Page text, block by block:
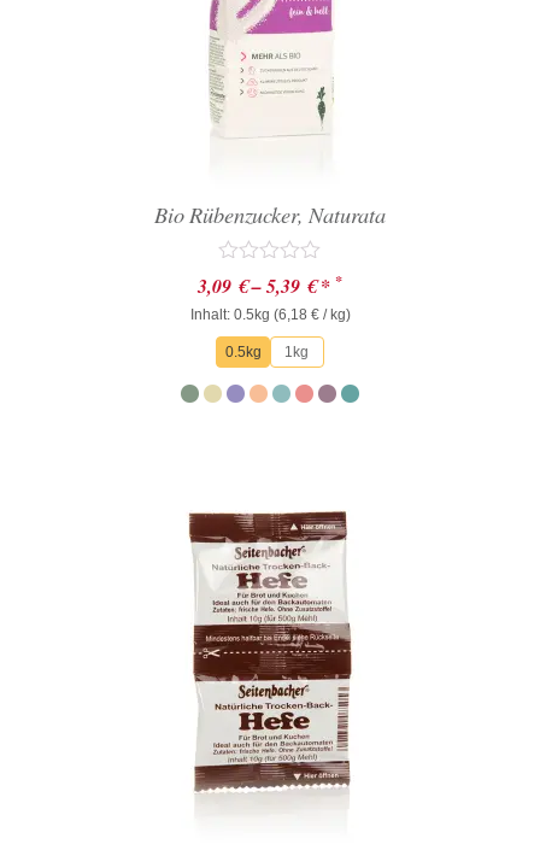
Bio Rübenzucker, Naturata
Bewertet
mit
0
von
5
3,09 €–5,39 €* *
Inhalt: 0.5kg (6,18 €/ kg)
0.5kg 1kg